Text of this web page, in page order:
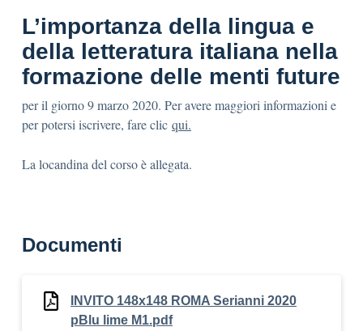
L’importanza della lingua e
della letteratura italiana nella
formazione delle menti future
per il giorno 9 marzo 2020. Per avere maggiori informazioni e
per potersi iscrivere, fare clic qui.
La locandina del corso è allegata.
Documenti
INVITO 148x148 ROMA Serianni 2020
pBlu lime M1.pdf